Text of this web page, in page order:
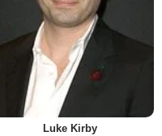
Luke Kirby